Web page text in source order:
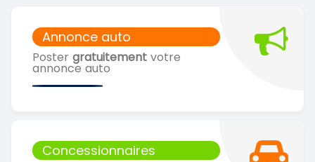
Annonce auto
Poster gratuitement votre
annonce auto
Concessionnaires